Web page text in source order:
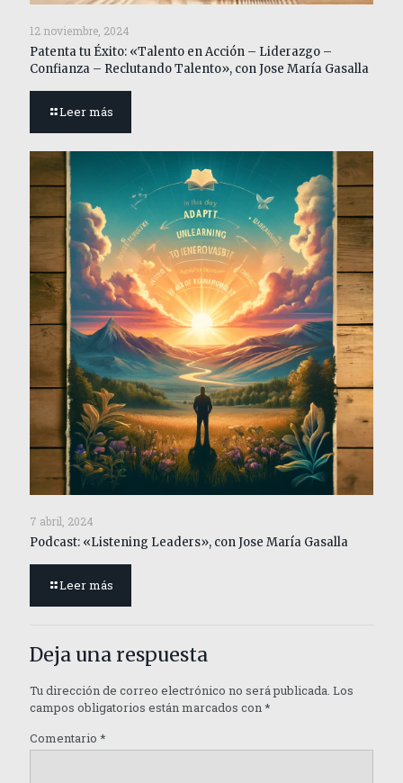
12 noviembre, 2024
Patenta tu Éxito: «Talento en Acción – Liderazgo –
Confianza – Reclutando Talento», con Jose María Gasalla
Leer más
7 abril, 2024
Podcast: «Listening Leaders», con Jose María Gasalla
Leer más
Deja una respuesta
Tu dirección de correo electrónico no será publicada. Los
campos obligatorios están marcados con*
Comentario *